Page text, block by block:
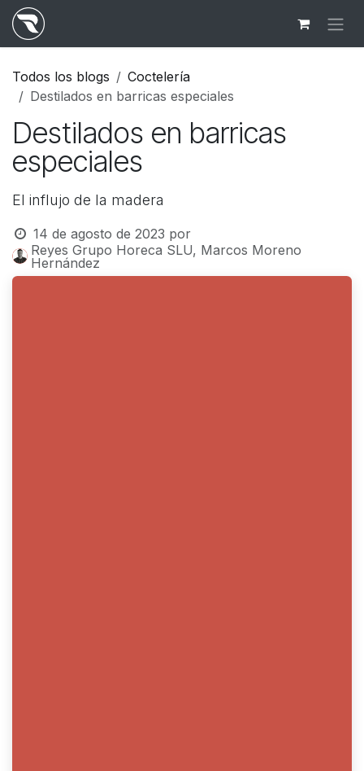
Ir al contenido
Todos los blogs
Coctelería
Destilados en barricas especiales
Destilados en barricas
especiales
El influjo de la madera
14 de agosto de 2023 por
Reyes Grupo Horeca SLU, Marcos Moreno
Hernández